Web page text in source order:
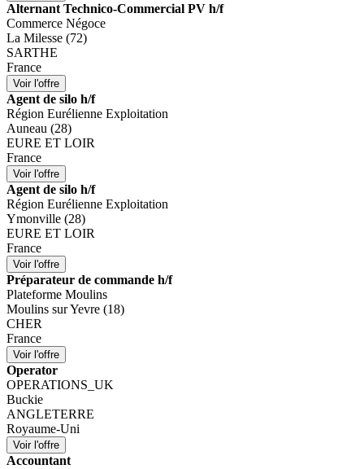
Alternant Technico-Commercial PV h/f
Commerce Négoce
La Milesse (72)
SARTHE
France
Agent de silo h/f
Région Eurélienne Exploitation
Auneau (28)
EURE ET LOIR
France
Agent de silo h/f
Région Eurélienne Exploitation
Ymonville (28)
EURE ET LOIR
France
Préparateur de commande h/f
Plateforme Moulins
Moulins sur Yevre (18)
CHER
France
Operator
OPERATIONS_UK
Buckie
ANGLETERRE
Royaume-Uni
Accountant